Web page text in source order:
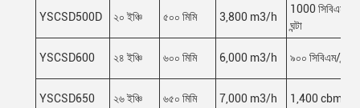
YSCSD500D ২০ ইঞ্চি ৫০০ মিমি 3,800 m3/h
1000 সিবিএম/
ঘন্টা
YSCSD600 ২৪ ইঞ্চি ৬০০ মিমি 6,000 m3/h ৯০০ সিবিএম/ঘন্টা
YSCSD650 ২৬ ইঞ্চি ৬৫০ মিমি 7,000 m3/h 1,400 cbm/h